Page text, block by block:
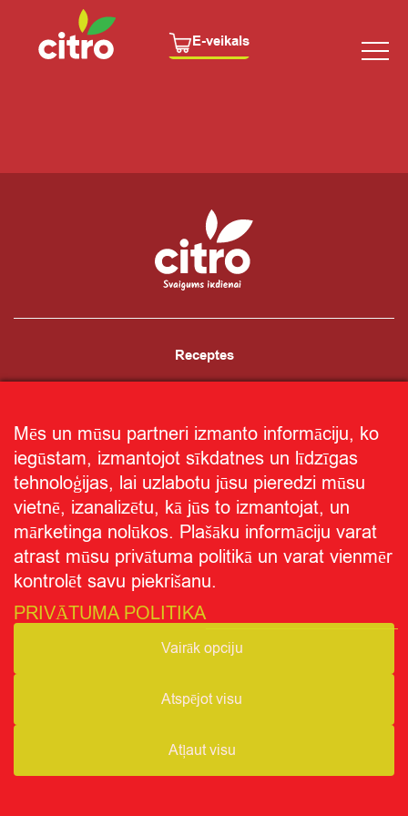
E-veikals
Receptes
Par CITRO
© CITRO.LV| Privātuma politika|Par "CITRO"
Mēs un mūsu partneri izmanto informāciju, ko
iegūstam, izmantojot sīkdatnes un līdzīgas
tehnoloģijas, lai uzlabotu jūsu pieredzi mūsu
vietnē, izanalizētu, kā jūs to izmantojat, un
mārketinga nolūkos. Plašāku informāciju varat
atrast mūsu privātuma politikā un varat vienmēr
kontrolēt savu piekrišanu.
PRIVĀTUMA POLITIKA
Vairāk opciju
Atspējot visu
Atļaut visu